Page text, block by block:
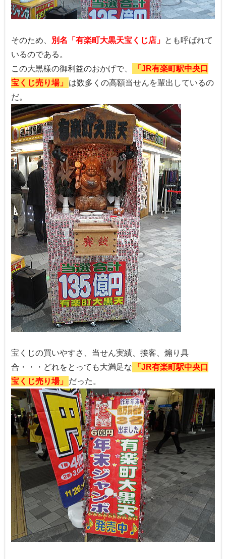
そのため、 別名「有楽町大黒天宝くじ店」 とも呼ばれて
いるのである。
この大黒様の御利益のおかげで、
「JR有楽町駅中央口
宝くじ売り場」
は数多くの高額当せんを輩出しているの
だ。
宝くじの買いやすさ、当せん実績、接客、煽り具
合・・・どれをとっても大満足な
「JR有楽町駅中央口
宝くじ売り場」
だった。